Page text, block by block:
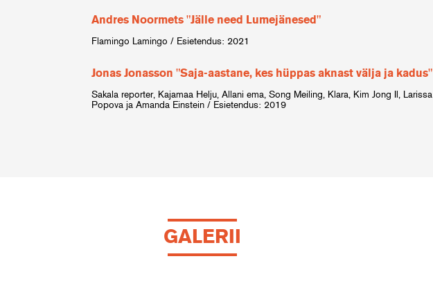
Andres Noormets "Jälle need Lumejänesed"
Flamingo Lamingo / Esietendus: 2021
Jonas Jonasson "Saja-aastane, kes hüppas aknast välja ja kadus"
Sakala reporter, Kajamaa Helju, Allani ema, Song Meiling, Klara, Kim Jong Il, Larissa
Popova ja Amanda Einstein / Esietendus: 2019
GALERII